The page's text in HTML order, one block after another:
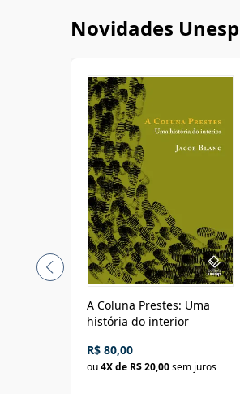
Novidades Unesp
A Coluna Prestes: Uma
história do interior
R$ 80,00
ou4X de R$ 20,00sem juros